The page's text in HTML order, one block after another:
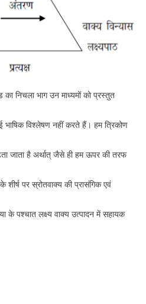
का निचला भाग उन माध्यमों को प्रस्तुत
विश्लेषण नहीं करते हैं। हम त्रिकोण
जाता है अर्थात् जैसे ही हम ऊपर की तरफ
पर स्रोतवाक्य की प्रासंगिक एवं
के पश्चात लक्ष्य वाक्य उत्पादन में सहायक